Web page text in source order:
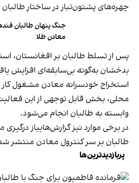
چهره‌های پشتون‌تبار در ساختار
جنگ پنهان طالبان
معادن طلا
پس از تسلط طالبان بر افغانستان،
بدخشان به‌گونه بی‌سابقه‌ای افزایش
استخراج خودسرانه معادن مشغول
محلی، بخش قابل توجهی از این
وابسته به طالبان انجام می‌شود.
در برخی موارد نیز گزارش‌هاییاز
طالبان بر سر کنترول معادن منتشر
پربازدیدترین‌ها